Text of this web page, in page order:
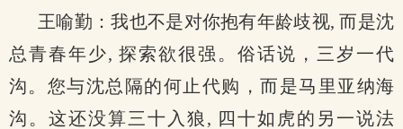
王喻勤：我也不是对你抱有年龄歧视, 而是沈
总青春年少, 探索欲很强。俗话说，三岁一代
沟。您与沈总隔的何止代购，而是马里亚纳海
沟。这还没算三十入狼, 四十如虎的另一说法